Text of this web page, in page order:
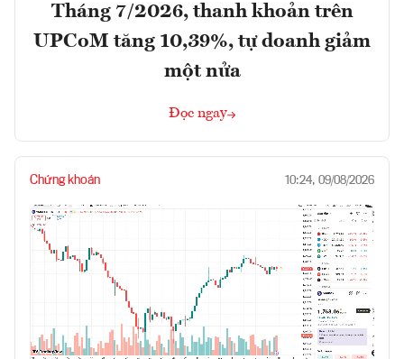
Tháng 7/2026, thanh khoản trên
UPCoM tăng 10,39%, tự doanh giảm
một nửa
Đọc ngay
Chứng khoán 10:24, 09/08/2026